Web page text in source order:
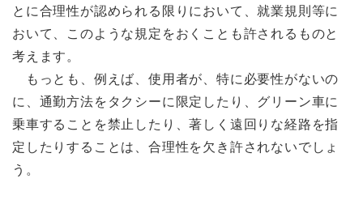
とに合理性が認められる限りにおいて、就業規則等に
おいて、このような規定をおくことも許されるものと
考えます。
もっとも、例えば、使用者が、特に必要性がないの
に、通勤方法をタクシーに限定したり、グリーン車に
乗車することを禁止したり、著しく遠回りな経路を指
定したりすることは、合理性を欠き許されないでしょ
う。